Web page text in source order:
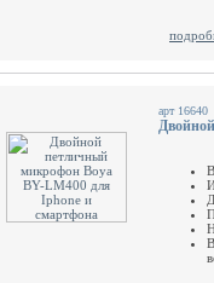
арт 16640